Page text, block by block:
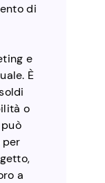
di
e
È
o
per
a